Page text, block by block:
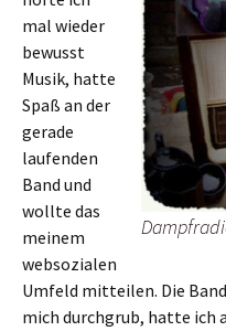
mal wieder
bewusst
Musik, hatte
Spaß an der
gerade
laufenden
Band und
wollte das
meinem
websozialen
Umfeld mitteilen. Die
mich durchgrub, hatte ich